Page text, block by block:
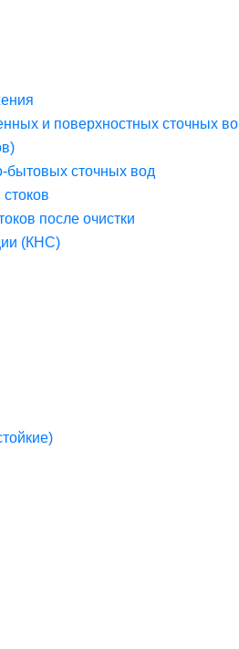
и поверхностных сточных во
бытовых сточных вод
после очистки
(КНС)